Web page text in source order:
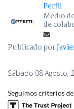
Perfil
Medio
de
Publicado por
Sábado 08 Agosto,
Seguimos criterios de